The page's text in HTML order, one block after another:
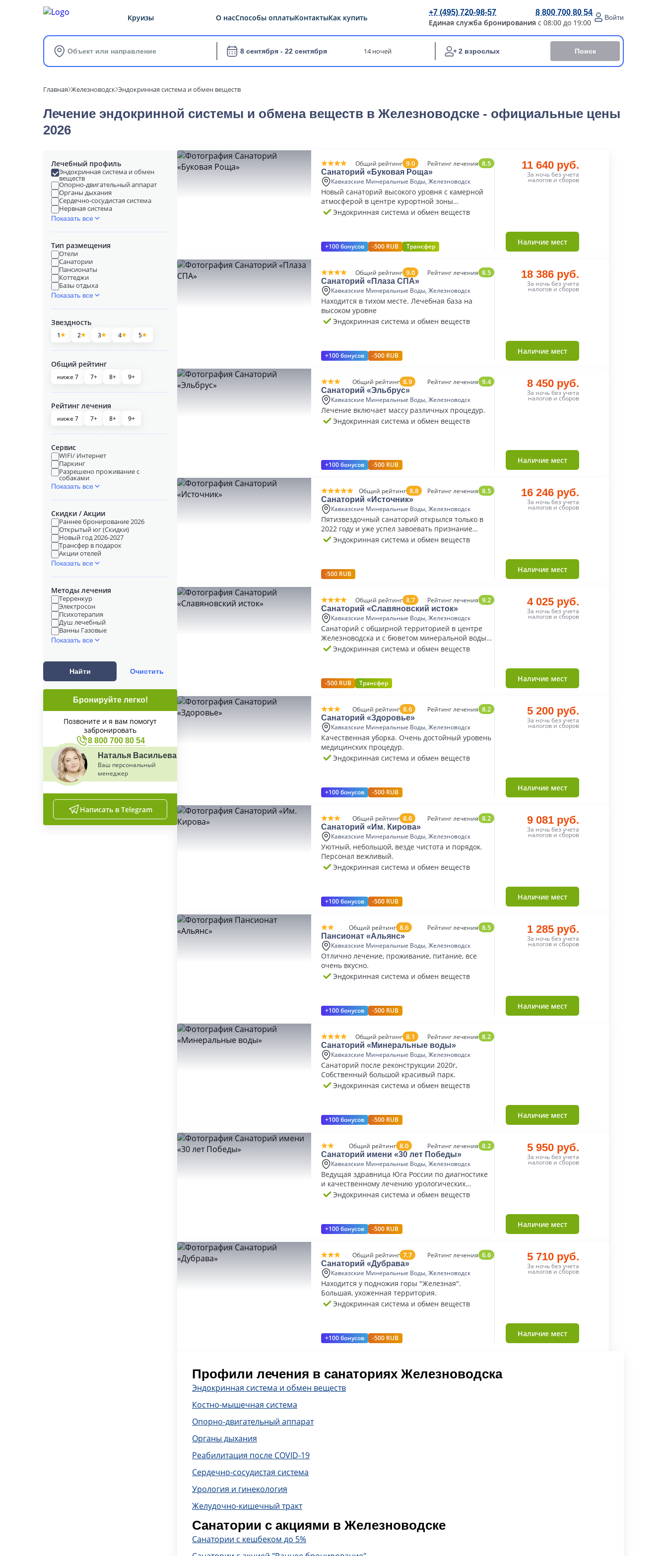
Круизы О насСпособы оплатыКонтактыКак купить
+7 (495) 720-98-57 8 800 700 80 54
Единая служба бронирования с 08:00 до 19:00
Войти
Объект или направление 8 сентября - 22 сентября 14 ночей 2 взрослых Поиск
Главная Железноводск Эндокринная система и обмен веществ
Лечение эндокринной системы и обмена веществ в Железноводске - официальные цены
2026
Лечебный профиль
Эндокринная система и обмен
веществ
Опорно-двигательный аппарат
Органы дыхания
Сердечно-сосудистая система
Нервная система
Показать все
Тип размещения
Отели
Санатории
Пансионаты
Коттеджи
Базы отдыха
Показать все
Звездность
1 2 3 4 5
Общий рейтинг
ниже 7 7+ 8+ 9+
Рейтинг лечения
ниже 7 7+ 8+ 9+
Сервис
WIFI/ Интернет
Паркинг
Разрешено проживание с
собаками
Показать все
Скидки / Акции
Раннее бронирование 2026
Открытый юг (Скидки)
Новый год 2026-2027
Трансфер в подарок
Акции отелей
Показать все
Методы лечения
Терренкур
Электросон
Психотерапия
Душ лечебный
Ванны Газовые
Показать все
Найти Очистить
Бронируйте легко!
Позвоните и я вам помогут
забронировать
8 800 700 80 54
Наталья Васильева
Ваш персональный
менеджер
Написать в Telegram
Общий рейтинг 9.0 Рейтинг лечения 8.5
Санаторий «Буковая Роща»
Кавказские Минеральные Воды, Железноводск
Новый санаторий высокого уровня с камерной
атмосферой в центре курортной зоны
Железноводска
Эндокринная система и обмен веществ
+100 бонусов -500 RUB Трансфер
11 640 руб.
За ночь без учета
налогов и сборов
Наличие мест
Общий рейтинг 9.0 Рейтинг лечения 8.5
Санаторий «Плаза СПА»
Кавказские Минеральные Воды, Железноводск
Находится в тихом месте. Лечебная база на
высоком уровне
Эндокринная система и обмен веществ
+100 бонусов -500 RUB
18 386 руб.
За ночь без учета
налогов и сборов
Наличие мест
Общий рейтинг 8.9 Рейтинг лечения 9.4
Санаторий «Эльбрус»
Кавказские Минеральные Воды, Железноводск
Лечение включает массу различных процедур.
Эндокринная система и обмен веществ
+100 бонусов -500 RUB
8 450 руб.
За ночь без учета
налогов и сборов
Наличие мест
Общий рейтинг 8.8 Рейтинг лечения 8.5
Санаторий «Источник»
Кавказские Минеральные Воды, Железноводск
Пятизвездочный санаторий открылся только в
2022 году и уже успел завоевать признание
гостей.
Эндокринная система и обмен веществ
-500 RUB
16 246 руб.
За ночь без учета
налогов и сборов
Наличие мест
Общий рейтинг 8.7 Рейтинг лечения 9.2
Санаторий «Славяновский исток»
Кавказские Минеральные Воды, Железноводск
Санаторий с обширной территорией в центре
Железноводска и с бюветом минеральной воды
Ессентукского типа.
Эндокринная система и обмен веществ
-500 RUB Трансфер
4 025 руб.
За ночь без учета
налогов и сборов
Наличие мест
Общий рейтинг 8.6 Рейтинг лечения 8.2
Санаторий «Здоровье»
Кавказские Минеральные Воды, Железноводск
Качественная уборка. Очень достойный уровень
медицинских процедур.
Эндокринная система и обмен веществ
+100 бонусов -500 RUB
5 200 руб.
За ночь без учета
налогов и сборов
Наличие мест
Общий рейтинг 8.6 Рейтинг лечения 8.2
Санаторий «Им. Кирова»
Кавказские Минеральные Воды, Железноводск
Уютный, небольшой, везде чистота и порядок.
Персонал вежливый.
Эндокринная система и обмен веществ
+100 бонусов -500 RUB
9 081 руб.
За ночь без учета
налогов и сборов
Наличие мест
Общий рейтинг 8.6 Рейтинг лечения 8.5
Пансионат «Альянс»
Кавказские Минеральные Воды, Железноводск
Отлично лечение, проживание, питание, все
очень вкусно.
Эндокринная система и обмен веществ
+100 бонусов -500 RUB
1 285 руб.
За ночь без учета
налогов и сборов
Наличие мест
Общий рейтинг 8.1 Рейтинг лечения 8.2
Санаторий «Минеральные воды»
Кавказские Минеральные Воды, Железноводск
Санаторий после реконструкции 2020г,
Собственный большой красивый парк.
Эндокринная система и обмен веществ
+100 бонусов -500 RUB Наличие мест
Общий рейтинг 8.0 Рейтинг лечения 8.2
Санаторий имени «30 лет Победы»
Кавказские Минеральные Воды, Железноводск
Ведущая здравница Юга России по диагностике
и качественному лечению урологических
заболеваний.
Эндокринная система и обмен веществ
+100 бонусов -500 RUB
5 950 руб.
За ночь без учета
налогов и сборов
Наличие мест
Общий рейтинг 7.7 Рейтинг лечения 6.6
Санаторий «Дубрава»
Кавказские Минеральные Воды, Железноводск
Находится у подножия горы "Железная".
Большая, ухоженная территория.
Эндокринная система и обмен веществ
+100 бонусов -500 RUB
5 710 руб.
За ночь без учета
налогов и сборов
Наличие мест
Профили лечения в санаториях Железноводска
Эндокринная система и обмен веществ
Костно-мышечная система
Опорно-двигательный аппарат
Органы дыхания
Реабилитация после COVID-19
Сердечно-сосудистая система
Урология и гинекология
Желудочно-кишечный тракт
Санатории с акциями в Железноводске
Санатории с кешбеком до 5%